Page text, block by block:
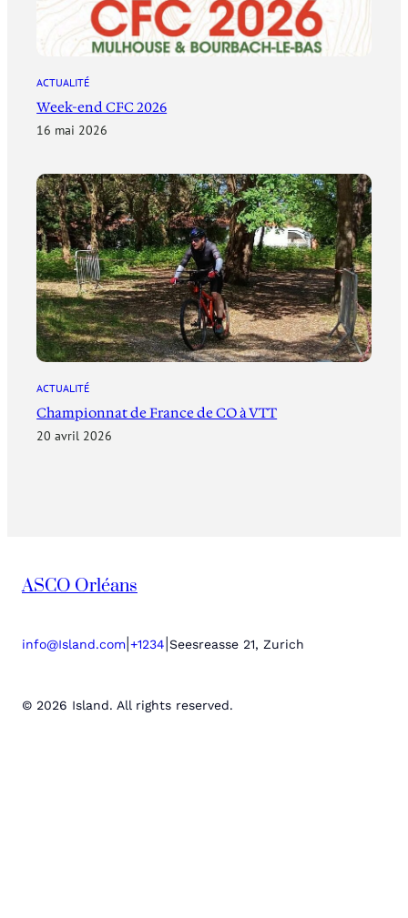
ACTUALITÉ
Week-end CFC 2026
16 mai 2026
ACTUALITÉ
Championnat de France de CO à VTT
20 avril 2026
ASCO Orléans
info@Island.com +1234 Seesreasse 21, Zurich
© 2026 Island. All rights reserved.